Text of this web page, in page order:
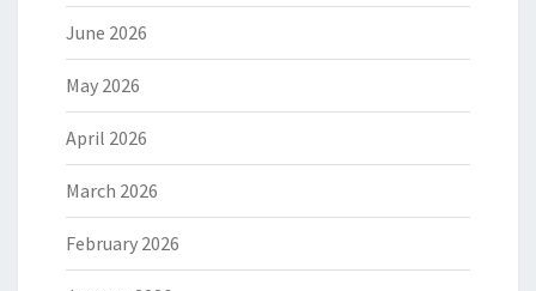
June 2026
May 2026
April 2026
March 2026
February 2026